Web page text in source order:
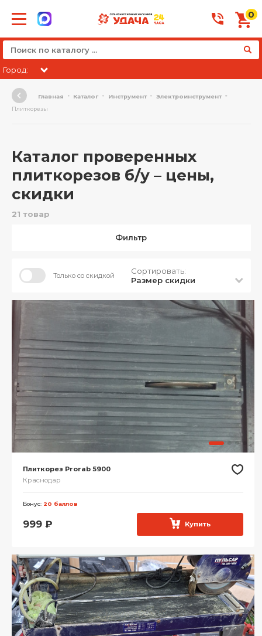
0
Город:
Главная Каталог Инструмент
Электроинструмент
Плиткорезы
Каталог проверенных
плиткорезов б/у – цены,
скидки
21 товар
Фильтр
Только со скидкой
Сортировать:
Размер скидки
Плиткорез Prorab 5900
Краснодар
Бонус: 20 баллов
999 ₽ Купить